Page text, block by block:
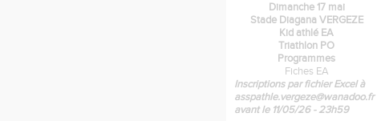
Dimanche 17 mai
Stade Diagana VERGEZE
Kid athlé EA
Triathlon PO
Programmes
Fiches EA
Inscriptions par fichier Excel à
asspathle.vergeze@wanadoo.fr
avant le 11/05/26 - 23h59